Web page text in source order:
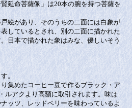
延命菩薩像」は20本の腕を持つ菩薩を
絵があり、そのうちの二面には白象が
しているとされ、別の二面に描かれた
日本で描かれた象はみな、優しいそう
。
集めたコーヒー豆で作るブラック・ア
ルアクより高額に取引されます。味は
ッツ、レッドベリーを味わっているよ